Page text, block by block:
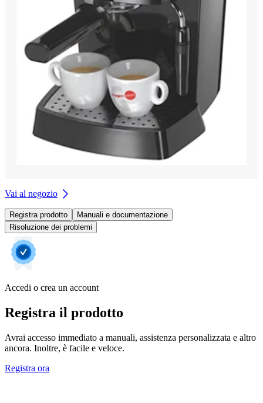
Vai al negozio
Registra prodotto
Manuali e documentazione
Risoluzione dei problemi
Accedi o crea un account
Registra il prodotto
Avrai accesso immediato a manuali, assistenza personalizzata e altro
ancora. Inoltre, è facile e veloce.
Registra ora